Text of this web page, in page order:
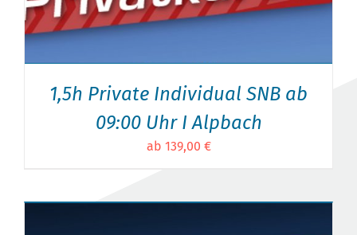
1,5h Private Individual SNB ab
09:00 Uhr I Alpbach
ab 139,00 €